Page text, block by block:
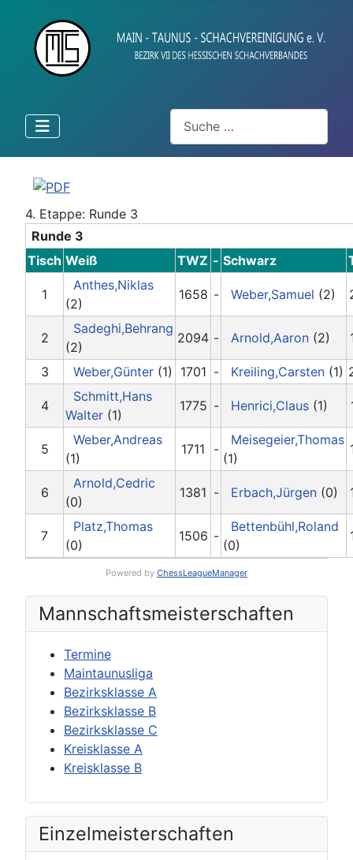
Suchen
Mannschafts­meisterschaften
Termine
Maintaunusliga
Bezirksklasse A
Bezirksklasse B
Bezirksklasse C
Kreisklasse A
Kreisklasse B
Einzel­meisterschaften
4. Etappe: Runde 3
Runde 3
Tisch Weiß TWZ - Schwarz
1
Anthes,Niklas
(2)
1658 - Weber,Samuel (2)
2
Sadeghi,Behrang
(2)
2094 - Arnold,Aaron(2)
3 Weber,Günter(1) 1701 - Kreiling,Carsten(1)
4
Schmitt,Hans
Walter(1)
1775 - Henrici,Claus(1)
5
Weber,Andreas
(1)
1711 -
Meisegeier,Thomas
(1)
6
Arnold,Cedric
(0)
1381 - Erbach,Jürgen(0)
7
Platz,Thomas
(0)
1506 -
Bettenbühl,Roland
(0)
Powered by ChessLeagueManager